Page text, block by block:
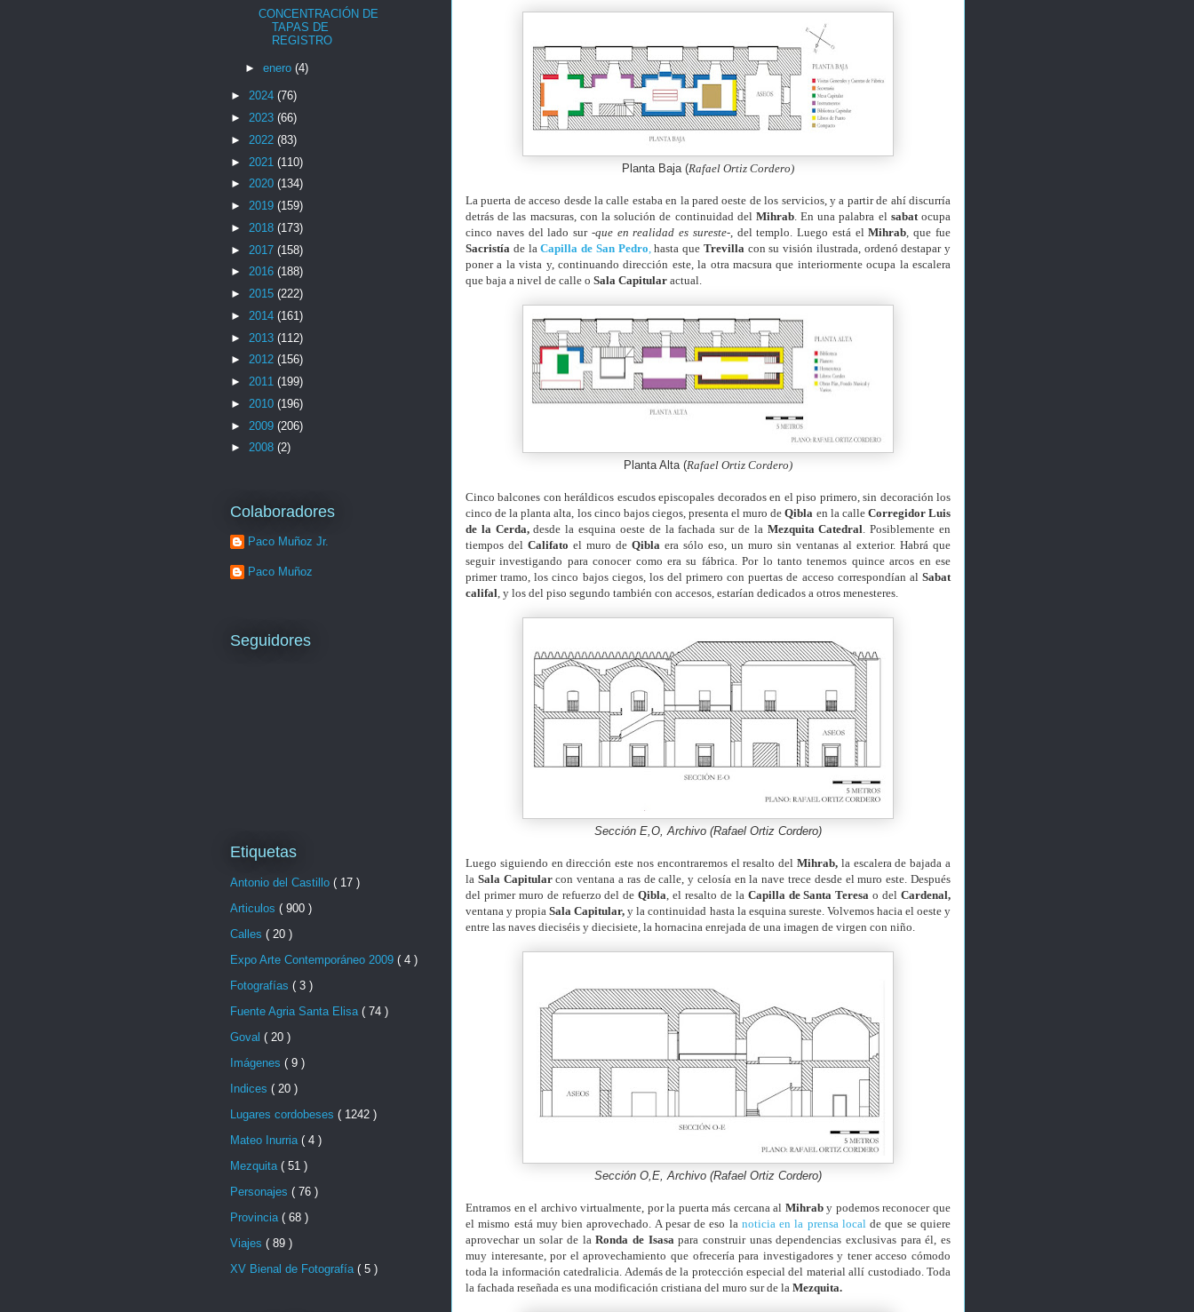
Planta Baja (Rafael Ortiz Cordero)
La puerta de acceso desde la calle estaba en la pared oeste de los servicios, y a partir de ahí discurría
detrás de las macsuras, con la solución de continuidad del Mihrab. En una palabra el sabatocupa
cinco naves del lado sur -que en realidad es sureste-, del templo. Luego está elMihrab, que fue
Sacristía de laCapilla de San Pedro,hasta que Trevillacon su visión ilustrada, ordenó destapar y
poner a la vista y, continuando dirección este, la otra macsura que interiormente ocupa la escalera
que baja a nivel de calle o Sala Capitular actual.
Planta Alta (Rafael Ortiz Cordero)
Cinco balcones con heráldicos escudos episcopales decorados en el piso primero, sin decoración los
cinco de la planta alta, los cinco bajos ciegos, presenta el muro deQibla en la calle Corregidor Luis
de la Cerda,desde la esquina oeste de la fachada sur de la Mezquita Catedral. Posiblemente en
tiempos del Califato el muro de Qibla era sólo eso, un muro sin ventanas al exterior. Habrá que
seguir investigando para conocer como era su fábrica. Por lo tanto tenemos quince arcos en ese
primer tramo, los cinco bajos ciegos, los del primero con puertas de acceso correspondían al Sabat
califal, y los del piso segundo también con accesos, estarían dedicados a otros menesteres.
Sección E,O, Archivo (Rafael Ortiz Cordero)
Luego siguiendo en dirección este nos encontraremos el resalto del Mihrab, la escalera de bajada a
la Sala Capitularcon ventana a ras de calle, y celosía en la nave trece desde el muro este. Después
del primer muro de refuerzo del deQibla, el resalto de la Capilla de Santa Teresao del Cardenal,
ventana y propiaSala Capitular, y la continuidad hasta la esquina sureste. Volvemos hacia el oeste y
entre las naves dieciséis y diecisiete, la hornacina enrejada de una imagen de virgen con niño.
Sección O,E, Archivo (Rafael Ortiz Cordero)
Entramos en el archivo virtualmente, por la puerta más cercana al Mihraby podemos reconocer que
el mismo está muy bien aprovechado. A pesar de eso la noticia en la prensa localde que se quiere
aprovechar un solar de laRonda de Isasapara construir unas dependencias exclusivas para él, es
muy interesante, por el aprovechamiento que ofrecería para investigadores y tener acceso cómodo
toda la información catedralicia. Además de la protección especial del material allí custodiado. Toda
la fachada reseñada es una modificación cristiana del muro sur de la Mezquita.
CONCENTRACIÓN DE
TAPAS DE
REGISTRO
► enero (4)
► 2024 (76)
► 2023 (66)
► 2022 (83)
► 2021 (110)
► 2020 (134)
► 2019 (159)
► 2018 (173)
► 2017 (158)
► 2016 (188)
► 2015 (222)
► 2014 (161)
► 2013 (112)
► 2012 (156)
► 2011 (199)
► 2010 (196)
► 2009 (206)
► 2008 (2)
Colaboradores
Paco Muñoz Jr.
Paco Muñoz
Seguidores
Etiquetas
Antonio del Castillo ( 17 )
Articulos ( 900 )
Calles ( 20 )
Expo Arte Contemporáneo 2009 ( 4 )
Fotografías ( 3 )
Fuente Agria Santa Elisa ( 74 )
Goval ( 20 )
Imágenes ( 9 )
Indices ( 20 )
Lugares cordobeses ( 1242 )
Mateo Inurria ( 4 )
Mezquita ( 51 )
Personajes ( 76 )
Provincia ( 68 )
Viajes ( 89 )
XV Bienal de Fotografía ( 5 )